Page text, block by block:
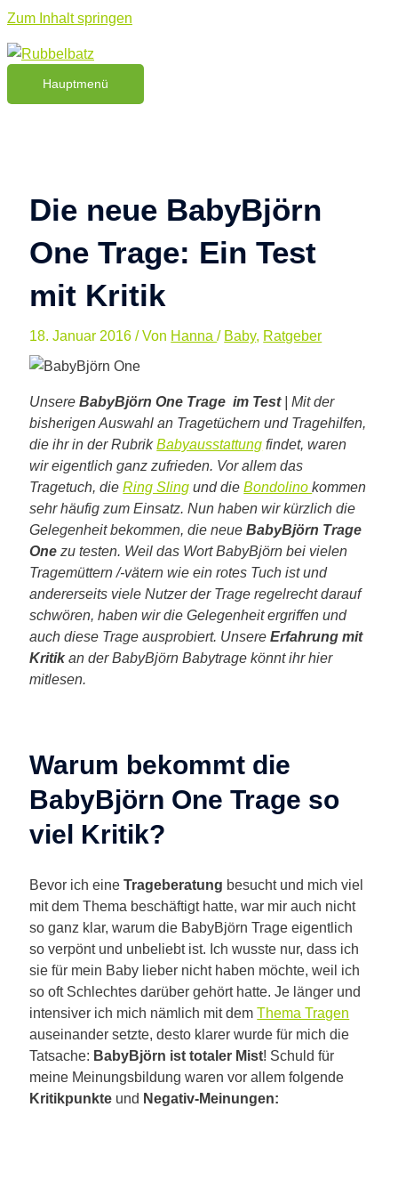
Zum Inhalt springen
Hauptmenü
Die neue BabyBjörn
One Trage: Ein Test
mit Kritik
18. Januar 2016/ Von Hanna/ Baby, Ratgeber
UnsereBabyBjörn One Trage im Test| Mit der
bisherigen Auswahl an Tragetüchern und Tragehilfen,
die ihr in der RubrikBabyausstattung findet, waren
wir eigentlich ganz zufrieden. Vor allem das
Tragetuch, dieRing Sling und dieBondolinokommen
sehr häufig zum Einsatz. Nun haben wir kürzlich die
Gelegenheit bekommen, die neueBabyBjörn Trage
Onezu testen. Weil das Wort BabyBjörn bei vielen
Tragemüttern /-vätern wie ein rotes Tuch ist und
andererseits viele Nutzer der Trage regelrecht darauf
schwören, haben wir die Gelegenheit ergriffen und
auch diese Trage ausprobiert. UnsereErfahrung mit
Kritikan der BabyBjörn Babytrage könnt ihr hier
mitlesen.
Warum bekommt die
BabyBjörn One Trage so
viel Kritik?
Bevor ich eineTrageberatung besucht und mich viel
mit dem Thema beschäftigt hatte, war mir auch nicht
so ganz klar, warum die BabyBjörn Trage eigentlich
so verpönt und unbeliebt ist. Ich wusste nur, dass ich
sie für mein Baby lieber nicht haben möchte, weil ich
so oft Schlechtes darüber gehört hatte. Je länger und
intensiver ich mich nämlich mit demThema Tragen
auseinander setzte, desto klarer wurde für mich die
Tatsache: BabyBjörn ist totaler Mist! Schuld für
meine Meinungsbildung waren vor allem folgende
Kritikpunkte und Negativ-Meinungen: